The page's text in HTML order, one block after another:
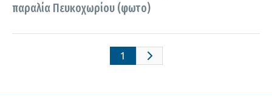
παραλία Πευκοχωρίου (φωτο)
1